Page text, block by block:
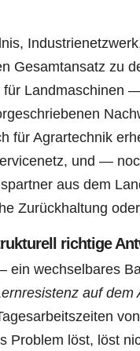
Gesamtansatz zu
Landmaschinen
für Agrartechnik
und —
aus dem
Zurückhaltung
richtige
ein wechselbares
auf dem
Problem löst, löst